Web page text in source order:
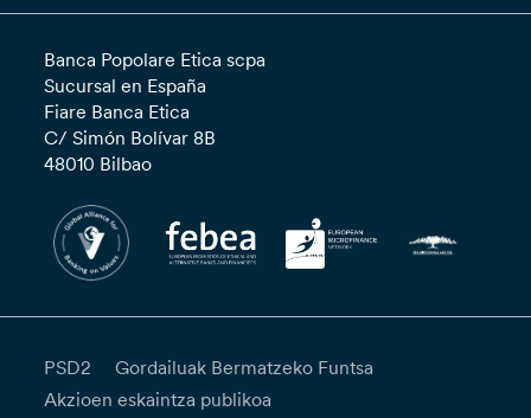
Banca Popolare Etica scpa
Sucursal en España
Fiare Banca Etica
C/ Simón Bolívar 8B
48010 Bilbao
PSD2
Gordailuak Bermatzeko Funtsa
Akzioen eskaintza publikoa